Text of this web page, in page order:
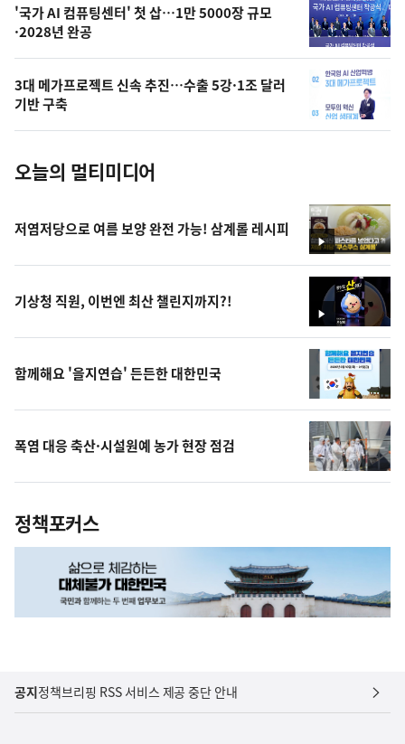
오
늘
의
사
진
'국가 AI 컴퓨팅센터' 첫 삽…1만 5000장 규모
·2028년 완공
3대 메가프로젝트 신속 추진…수출 5강·1조 달러
기반 구축
오늘의 멀티미디어
영
상
저염저당으로 여름 보양 완전 가능! 삼계롤 레시피
영
상
기상청 직원, 이번엔 최산 챌린지까지?!
함께해요 '을지연습' 든든한 대한민국
폭염 대응 축산·시설원예 농가 현장 점검
정책포커스
공지정책브리핑 RSS 서비스 제공 중단 안내